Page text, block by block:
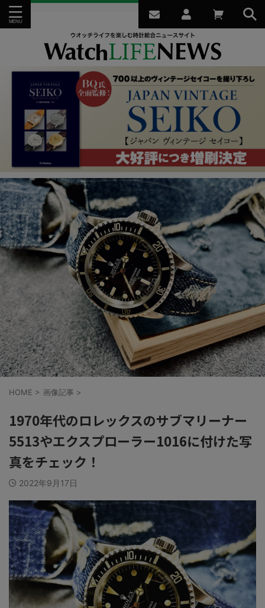
HOME > 画像記事 >
1970年代のロレックスのサブマリーナー
5513やエクスプローラー1016に付けた写
真をチェック！
2022年9月17日